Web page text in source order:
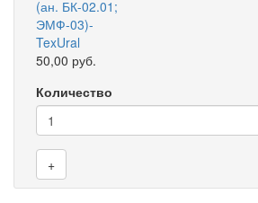
50,00 руб.
Количество
+